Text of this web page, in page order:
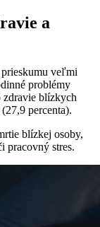
a
veľmi
problémy
zdravie blízkych
percenta).
blízkej osoby,
pracovný stres.